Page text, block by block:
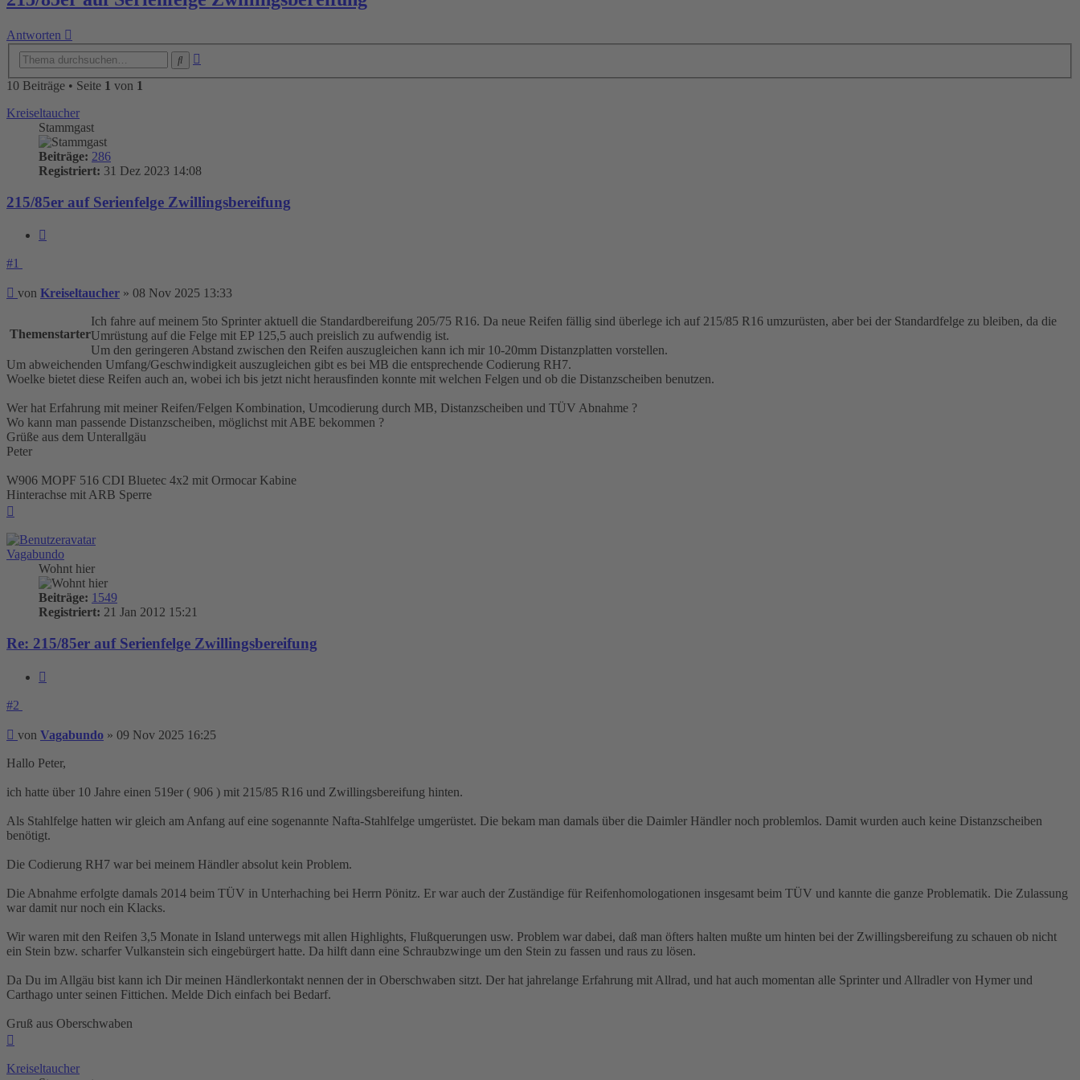
Antworten
10 Beiträge • Seite 1 von 1
Kreiseltaucher
Stammgast
Beiträge: 286
Registriert: 31 Dez 2023 14:08
215/85er auf Serienfelge Zwillingsbereifung
#1
Beitrag
von Kreiseltaucher » 08 Nov 2025 13:33
Themenstarter
Ich fahre auf meinem 5to Sprinter aktuell die Standardbereifung 205/75 R16. Da neue Reifen fällig sind überlege ich auf 215/85 R16 umzurüsten, aber bei der Standardfelge zu bleiben, da die
Umrüstung auf die Felge mit EP 125,5 auch preislich zu aufwendig ist.
Um den geringeren Abstand zwischen den Reifen auszugleichen kann ich mir 10-20mm Distanzplatten vorstellen.
Um abweichenden Umfang/Geschwindigkeit auszugleichen gibt es bei MB die entsprechende Codierung RH7.
Woelke bietet diese Reifen auch an, wobei ich bis jetzt nicht herausfinden konnte mit welchen Felgen und ob die Distanzscheiben benutzen.
Wer hat Erfahrung mit meiner Reifen/Felgen Kombination, Umcodierung durch MB, Distanzscheiben und TÜV Abnahme ?
Wo kann man passende Distanzscheiben, möglichst mit ABE bekommen ?
Grüße aus dem Unterallgäu
Peter
W906 MOPF 516 CDI Bluetec 4x2 mit Ormocar Kabine
Hinterachse mit ARB Sperre
Vagabundo
Wohnt hier
Beiträge: 1549
Registriert: 21 Jan 2012 15:21
Re: 215/85er auf Serienfelge Zwillingsbereifung
#2
Beitrag
von Vagabundo » 09 Nov 2025 16:25
Hallo Peter,
ich hatte über 10 Jahre einen 519er ( 906 ) mit 215/85 R16 und Zwillingsbereifung hinten.
Als Stahlfelge hatten wir gleich am Anfang auf eine sogenannte Nafta-Stahlfelge umgerüstet. Die bekam man damals über die Daimler Händler noch problemlos. Damit wurden auch keine Distanzscheiben
benötigt.
Die Codierung RH7 war bei meinem Händler absolut kein Problem.
Die Abnahme erfolgte damals 2014 beim TÜV in Unterhaching bei Herrn Pönitz. Er war auch der Zuständige für Reifenhomologationen insgesamt beim TÜV und kannte die ganze Problematik. Die Zulassung
war damit nur noch ein Klacks.
Wir waren mit den Reifen 3,5 Monate in Island unterwegs mit allen Highlights, Flußquerungen usw. Problem war dabei, daß man öfters halten mußte um hinten bei der Zwillingsbereifung zu schauen ob nicht
ein Stein bzw. scharfer Vulkanstein sich eingebürgert hatte. Da hilft dann eine Schraubzwinge um den Stein zu fassen und raus zu lösen.
Da Du im Allgäu bist kann ich Dir meinen Händlerkontakt nennen der in Oberschwaben sitzt. Der hat jahrelange Erfahrung mit Allrad, und hat auch momentan alle Sprinter und Allradler von Hymer und
Carthago unter seinen Fittichen. Melde Dich einfach bei Bedarf.
Gruß aus Oberschwaben
Kreiseltaucher